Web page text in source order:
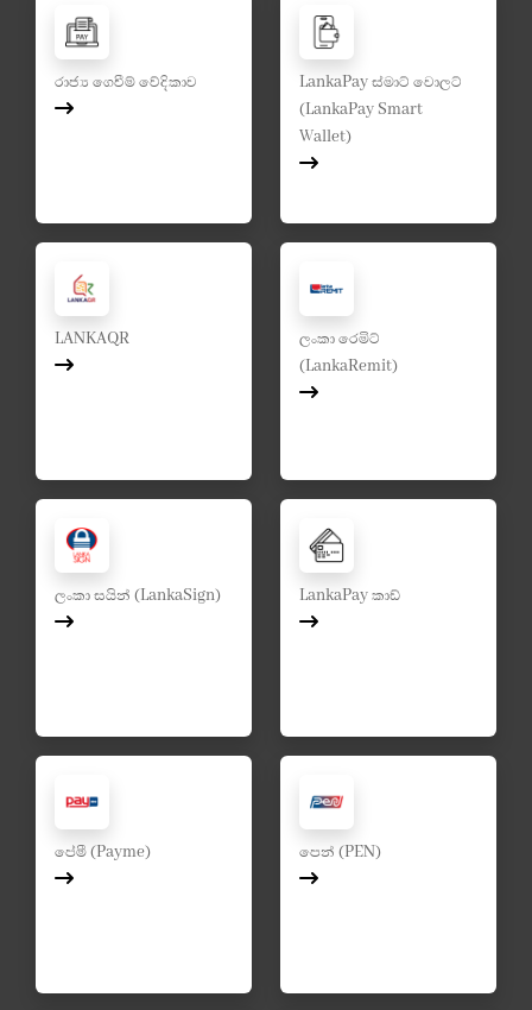
රාජ්‍ය ගෙවීම් වේදිකාව
LankaPay ස්මාට් වොලට්
(LankaPay Smart
Wallet)
LANKAQR
ලංකා රෙමිට්
(LankaRemit)
ලංකා සයින් (LankaSign) LankaPay කාඩ්
පේමී (Payme) පෙන් (PEN)